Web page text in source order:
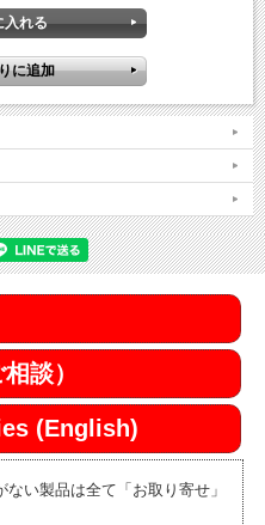
談）
(English)
ない製品は全て「お取り寄せ」